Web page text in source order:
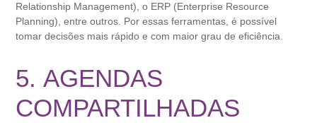
Relationship Management), o ERP (Enterprise Resource
Planning), entre outros. Por essas ferramentas, é possível
tomar decisões mais rápido e com maior grau de eficiência.
5. AGENDAS
COMPARTILHADAS